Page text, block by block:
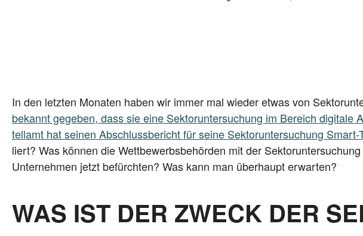
In den letz­ten Mona­ten haben wir immer mal wie­der etwas von
bekannt gege­ben, dass sie eine Sek­tor­un­ter­su­chung im Bereich digi­ta­le
tell­amt hat sei­nen Abschluss­be­richt für sei­ne Sek­tor­un­ter­su­chung Smart-
liert? Was kön­nen die Wett­be­werbs­be­hör­den mit der
Unter­neh­men jetzt befürch­ten? Was kann man über­haupt erwarten?
WAS IST DER ZWECK DER